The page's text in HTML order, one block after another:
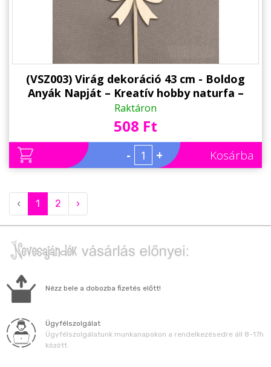
(VSZ003) Virág dekoráció 43 cm - Boldog
Anyák Napját – Kreatív hobby naturfa –
Ajándék Anyáknak - Anyák napi ajándék
Raktáron
508 Ft
- + Kosárba
‹ 1 2 ›
Nézz bele a dobozba fizetés előtt!
Ügyfélszolgálat
Ügyfélszolgálatunk munkanapokon a rendelkezésedre áll 8-17h
között.